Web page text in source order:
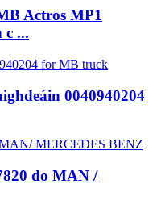
Actros MP1
c ...
0040940204
do MAN /